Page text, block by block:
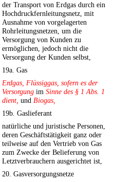
der Transport von Erdgas durch ein
Hochdruckfernleitungsnetz, mit
Ausnahme von vorgelagerten
Rohrleitungsnetzen, um die
Versorgung von Kunden zu
ermöglichen, jedoch nicht die
Versorgung der Kunden selbst,
19a. Gas
Erdgas, Flüssiggas, sofern es der
Versorgung im Sinne des § 1 Abs. 1
dient, und Biogas,
19b. Gaslieferant
natürliche und juristische Personen,
deren Geschäftstätigkeit ganz oder
teilweise auf den Vertrieb von Gas
zum Zwecke der Belieferung von
Letztverbrauchern ausgerichtet ist,
20. Gasversorgungsnetze